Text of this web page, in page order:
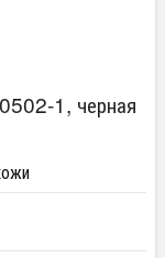
1, черная